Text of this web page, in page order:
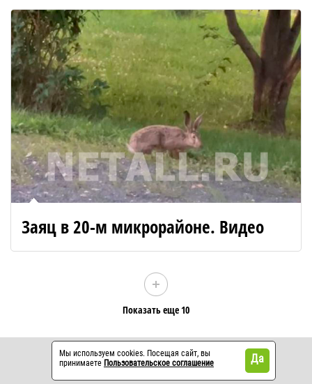
Заяц в 20-м микрорайоне. Видео
Показать еще 10
Контакты Реклама
Мы используем cookies. Посещая сайт, вы
принимаете Пользовательское соглашение Да